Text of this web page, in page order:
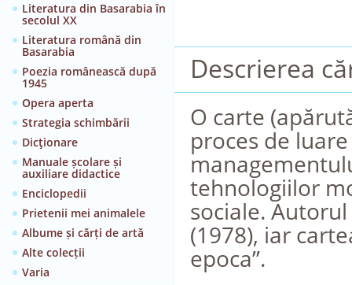
Literatura din Basarabia în
secolul XX
Literatura română din
Basarabia
Poezia românească după
1945
Opera aperta
Strategia schimbării
Dicţionare
Manuale școlare și
auxiliare didactice
Enciclopedii
Prietenii mei animalele
Albume și cărți de artă
Alte colecții
Varia
Descrierea
O carte
proces de
tehnologiilor
sociale.
(1978), iar
epoca”.